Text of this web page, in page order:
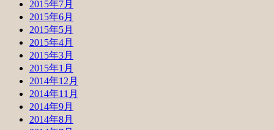
2015年7月
2015年6月
2015年5月
2015年4月
2015年3月
2015年1月
2014年12月
2014年11月
2014年9月
2014年8月